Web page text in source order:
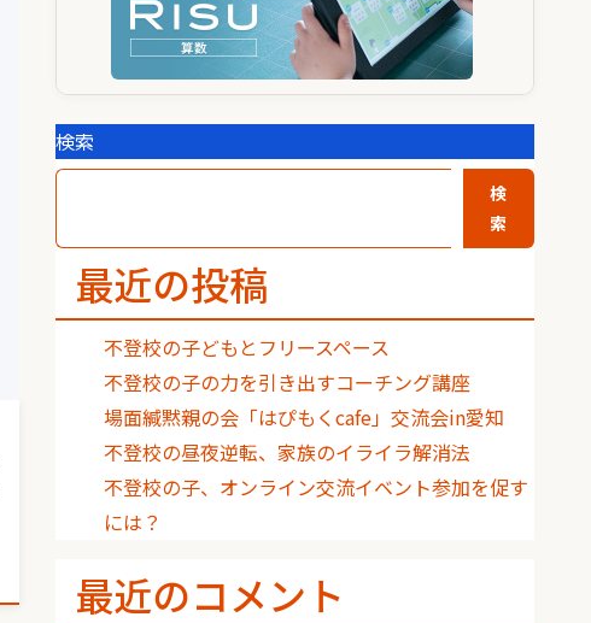
検索
検
索
最近の投稿
不登校の子どもとフリースペース
不登校の子の力を引き出すコーチング講座
場面緘黙親の会「はぴもくcafe」交流会in愛知
不登校の昼夜逆転、家族のイライラ解消法
不登校の子、オンライン交流イベント参加を促す
には？
最近のコメント